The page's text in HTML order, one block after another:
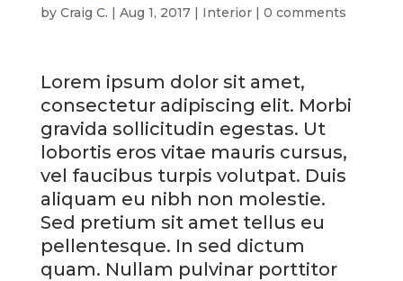
by Craig C. | Aug 1, 2017| Interior| 0 comments
Lorem ipsum dolor sit amet,
consectetur adipiscing elit. Morbi
gravida sollicitudin egestas. Ut
lobortis eros vitae mauris cursus,
vel faucibus turpis volutpat. Duis
aliquam eu nibh non molestie.
Sed pretium sit amet tellus eu
pellentesque. In sed dictum
quam. Nullam pulvinar porttitor